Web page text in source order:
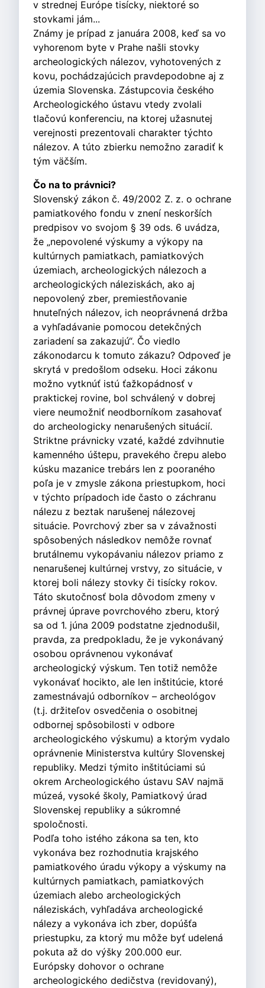
v strednej Európe tisícky, niektoré so
stovkami jám...
Známy je prípad z januára 2008, keď sa vo
vyhorenom byte v Prahe našli stovky
archeologických nálezov, vyhotovených z
kovu, pochádzajúcich pravdepodobne aj z
územia Slovenska. Zástupcovia českého
Archeologického ústavu vtedy zvolali
tlačovú konferenciu, na ktorej užasnutej
verejnosti prezentovali charakter týchto
nálezov. A túto zbierku nemožno zaradiť k
tým väčším.
Čo na to právnici?
Slovenský zákon č. 49/2002 Z. z. o ochrane
pamiatkového fondu v znení neskorších
predpisov vo svojom § 39 ods. 6 uvádza,
že „nepovolené výskumy a výkopy na
kultúrnych pamiatkach, pamiatkových
územiach, archeologických nálezoch a
archeologických náleziskách, ako aj
nepovolený zber, premiestňovanie
hnuteľných nálezov, ich neoprávnená držba
a vyhľadávanie pomocou detekčných
zariadení sa zakazujú“. Čo viedlo
zákonodarcu k tomuto zákazu? Odpoveď je
skrytá v predošlom odseku. Hoci zákonu
možno vytknúť istú ťažkopádnosť v
praktickej rovine, bol schválený v dobrej
viere neumožniť neodborníkom zasahovať
do archeologicky nenarušených situácií.
Striktne právnicky vzaté, každé zdvihnutie
kamenného úštepu, pravekého črepu alebo
kúsku mazanice trebárs len z pooraného
poľa je v zmysle zákona priestupkom, hoci
v týchto prípadoch ide často o záchranu
nálezu z beztak narušenej nálezovej
situácie. Povrchový zber sa v závažnosti
spôsobených následkov nemôže rovnať
brutálnemu vykopávaniu nálezov priamo z
nenarušenej kultúrnej vrstvy, zo situácie, v
ktorej boli nálezy stovky či tisícky rokov.
Táto skutočnosť bola dôvodom zmeny v
právnej úprave povrchového zberu, ktorý
sa od 1. júna 2009 podstatne zjednodušil,
pravda, za predpokladu, že je vykonávaný
osobou oprávnenou vykonávať
archeologický výskum. Ten totiž nemôže
vykonávať hocikto, ale len inštitúcie, ktoré
zamestnávajú odborníkov – archeológov
(t.j. držiteľov osvedčenia o osobitnej
odbornej spôsobilosti v odbore
archeologického výskumu) a ktorým vydalo
oprávnenie Ministerstva kultúry Slovenskej
republiky. Medzi týmito inštitúciami sú
okrem Archeologického ústavu SAV najmä
múzeá, vysoké školy, Pamiatkový úrad
Slovenskej republiky a súkromné
spoločnosti.
Podľa toho istého zákona sa ten, kto
vykonáva bez rozhodnutia krajského
pamiatkového úradu výkopy a výskumy na
kultúrnych pamiatkach, pamiatkových
územiach alebo archeologických
náleziskách, vyhľadáva archeologické
nálezy a vykonáva ich zber, dopúšťa
priestupku, za ktorý mu môže byť udelená
pokuta až do výšky 200.000 eur.
Európsky dohovor o ochrane
archeologického dedičstva (revidovaný),